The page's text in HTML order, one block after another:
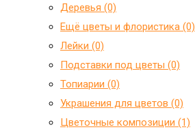
Деревья (0)
Ещё цветы и флористика (0)
Лейки (0)
Подставки под цветы (0)
Топиарии (0)
Украшения для цветов (0)
Цветочные композиции (1)